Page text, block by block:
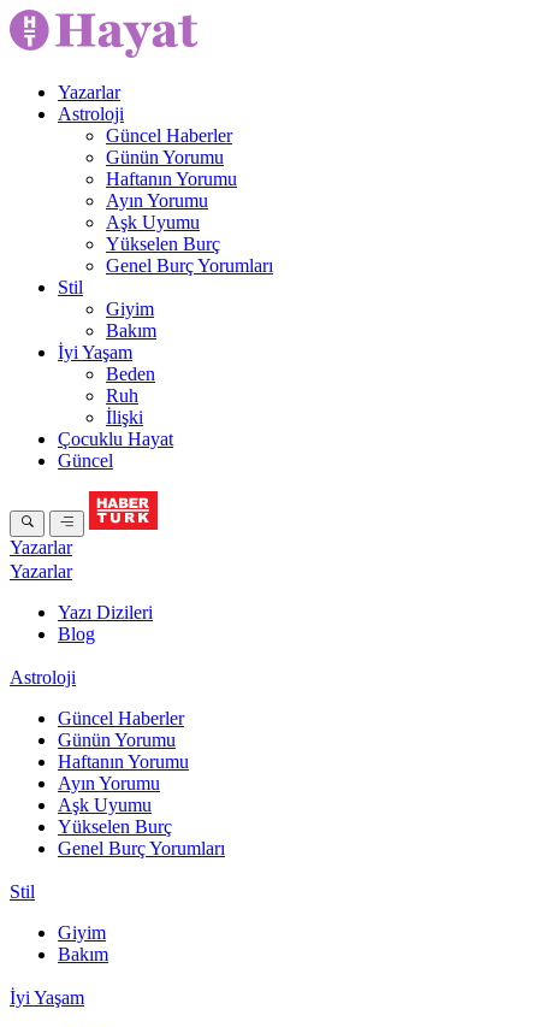
Yazarlar
Astroloji
Güncel Haberler
Günün Yorumu
Haftanın Yorumu
Ayın Yorumu
Aşk Uyumu
Yükselen Burç
Genel Burç Yorumları
Stil
Giyim
Bakım
İyi Yaşam
Beden
Ruh
İlişki
Çocuklu Hayat
Güncel
Yazarlar
Yazarlar
Yazı Dizileri
Blog
Astroloji
Güncel Haberler
Günün Yorumu
Haftanın Yorumu
Ayın Yorumu
Aşk Uyumu
Yükselen Burç
Genel Burç Yorumları
Stil
Giyim
Bakım
İyi Yaşam